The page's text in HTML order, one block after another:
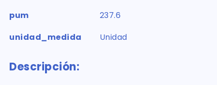
pum
237.6
unidad_medida
Unidad
Descripción: